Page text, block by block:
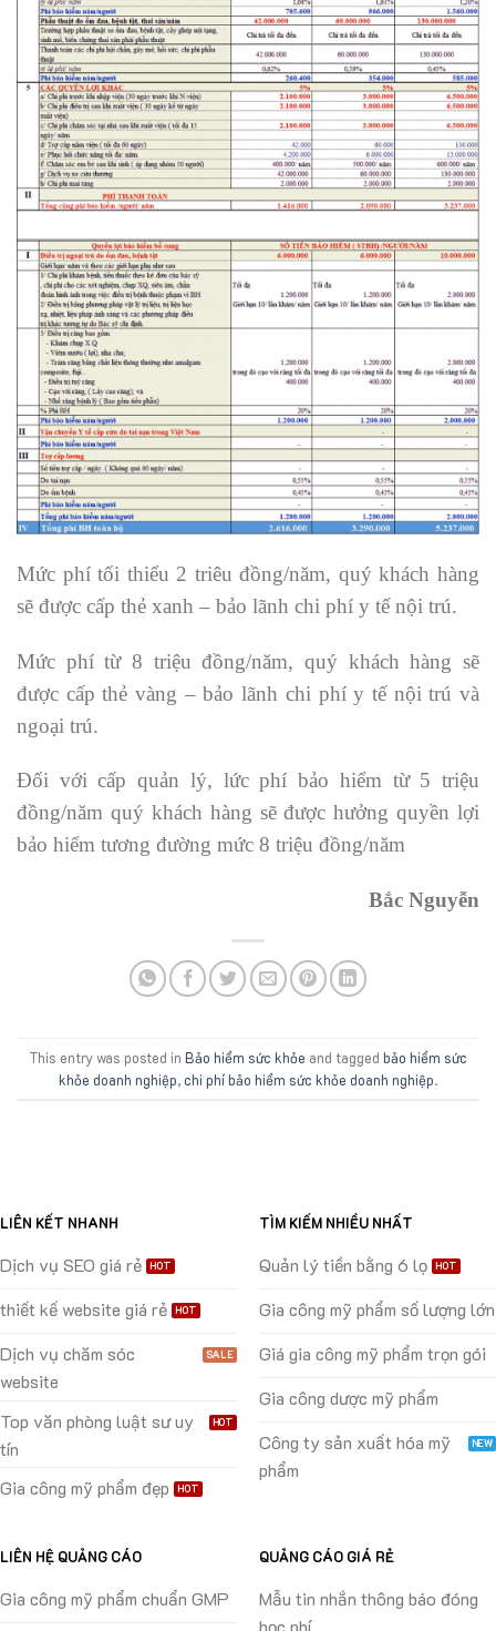
Mức phí tối thiểu 2 triêu đồng/năm, quý khách hàng
sẽ được cấp thẻ xanh – bảo lãnh chi phí y tế nội trú.
Mức phí từ 8 triệu đồng/năm, quý khách hàng sẽ
được cấp thẻ vàng – bảo lãnh chi phí y tế nội trú và
ngoại trú.
Đối với cấp quản lý, lức phí bảo hiểm từ 5 triệu
đồng/năm quý khách hàng sẽ được hưởng quyền lợi
bảo hiểm tương đường mức 8 triệu đồng/năm
Bắc Nguyễn
This entry was posted in Bảo hiểm sức khỏe and tagged bảo hiểm sức
khỏe doanh nghiệp,chi phí bảo hiểm sức khỏe doanh nghiệp.
LIÊN KẾT NHANH
Dịch vụ SEO giá rẻ
thiết kế website giá rẻ
Dịch vụ chăm sóc
website
Top văn phòng luật sư uy
tín
Gia công mỹ phẩm đẹp
TÌM KIẾM NHIỀU NHẤT
Quản lý tiền bằng 6 lọ
Gia công mỹ phẩm số lượng lớn
Giá gia công mỹ phẩm trọn gói
Gia công dược mỹ phẩm
Công ty sản xuất hóa mỹ
phẩm
LIÊN HỆ QUẢNG CÁO
Gia công mỹ phẩm chuẩn GMP
QUẢNG CÁO GIÁ RẺ
Mẫu tin nhắn thông báo đóng
học phí